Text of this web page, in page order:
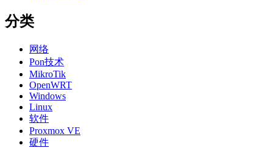
分类
网络
Pon技术
MikroTik
OpenWRT
Windows
Linux
软件
Proxmox VE
硬件